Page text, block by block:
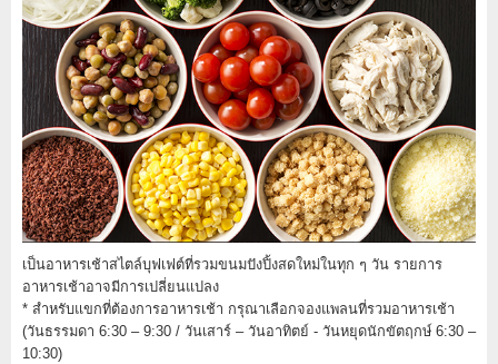
เป็นอาหารเช้าสไตล์บุฟเฟต์ที่รวมขนมปังปิ้งสดใหม่ในทุก ๆ วัน รายการ
อาหารเช้าอาจมีการเปลี่ยนแปลง
* สำหรับแขกที่ต้องการอาหารเช้า กรุณาเลือกจองแพลนที่รวมอาหารเช้า
(วันธรรมดา 6:30 – 9:30 / วันเสาร์ – วันอาทิตย์ - วันหยุดนักขัตฤกษ์ 6:30 –
10:30)